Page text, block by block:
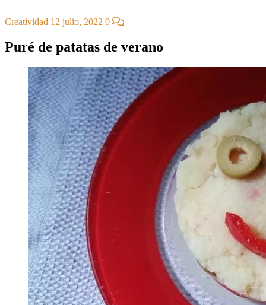
Creatividad 12 julio, 2022 0
Puré de patatas de verano